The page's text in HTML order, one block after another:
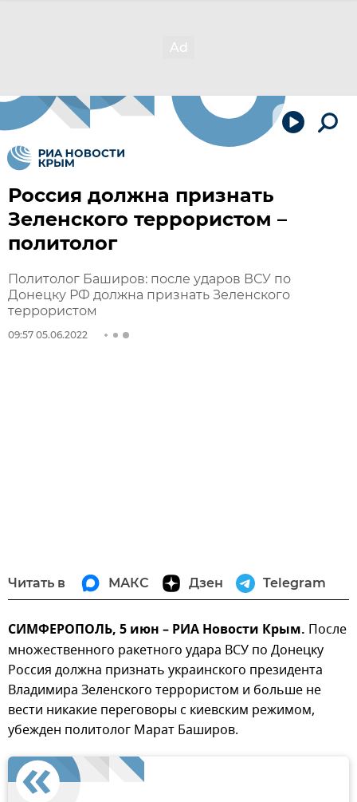
Россия должна признать
Зеленского террористом –
политолог
Политолог Баширов: после ударов ВСУ по
Донецку РФ должна признать Зеленского
террористом
09:57 05.06.2022
Читать в МАКС Дзен Telegram
СИМФЕРОПОЛЬ, 5 июн – РИА Новости Крым. После
множественного ракетного удара ВСУ по Донецку
Россия должна признать украинского президента
Владимира Зеленского террористом и больше не
вести никакие переговоры с киевским режимом,
убежден политолог Марат Баширов.